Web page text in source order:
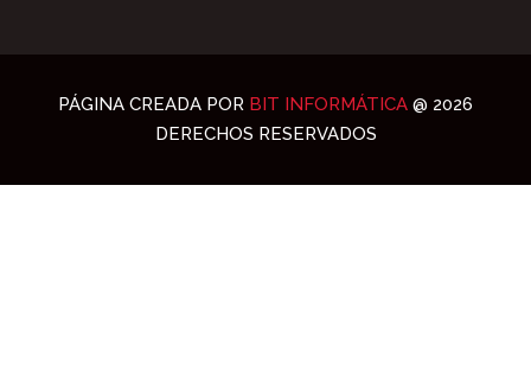
PÁGINA CREADA POR BIT INFORMÁTICA @ 2026
DERECHOS RESERVADOS